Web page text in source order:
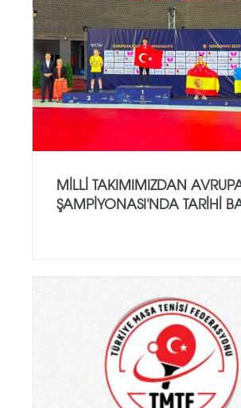
MILLI TAKIMIMIZDAN
ŞAMPIYONASI'NDA TARIHI